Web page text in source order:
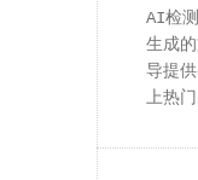
AI检
生成
导提
上热